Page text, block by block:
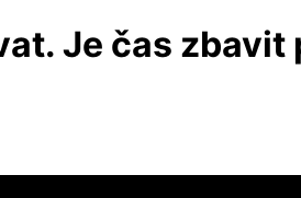
Je čas zbavit